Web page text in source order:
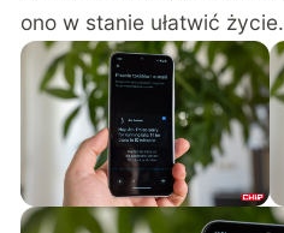
ono w stanie ułatwić życie.